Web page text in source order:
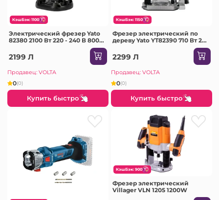
КэшБэк: 1100
Электрический фрезер Yato
82380 2100 Вт 220 - 240 В 8000-
2199 Л
Продавец: VOLTA
0(0)
Купить быстро
КэшБэк: 1150
Фрезер электрический по
дереву Yato YT82390 710 Вт 220
- 240 В 13000 - 33000 рот/мин
2299 Л
Продавец: VOLTA
0(0)
Купить быстро
КэшБэк: 900
Фрезер электрический
Villager VLN 1205 1200W